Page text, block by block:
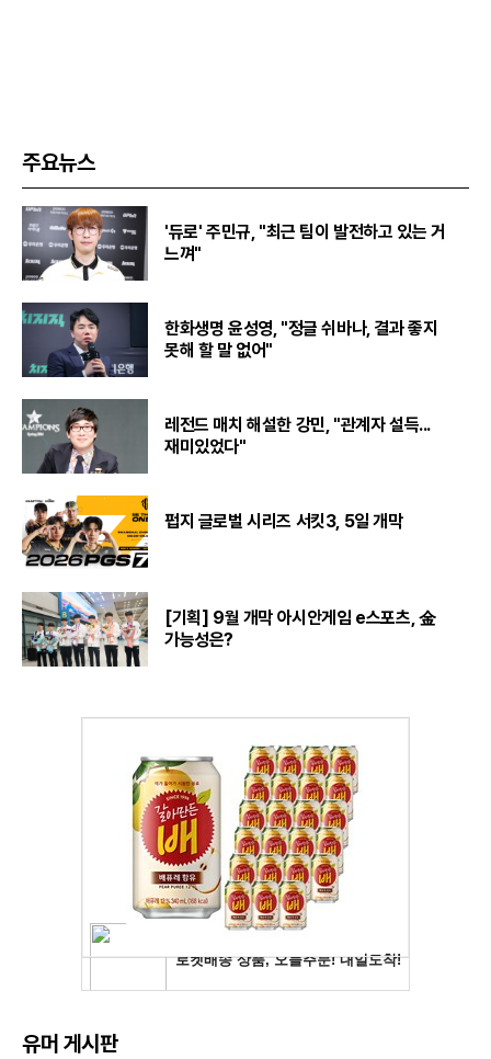
주요뉴스
'듀로' 주민규, "최근 팀이 발전하고 있는 거
느껴"
한화생명 윤성영, "정글 쉬바나, 결과 좋지
못해 할 말 없어"
레전드 매치 해설한 강민, "관계자 설득...
재미있었다"
펍지 글로벌 시리즈 서킷3, 5일 개막
[기획] 9월 개막 아시안게임 e스포츠, 金
가능성은?
유머 게시판